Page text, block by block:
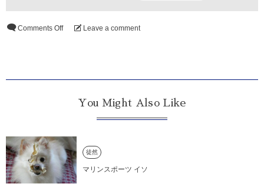
Comments Off Leave a comment
You Might Also Like
徒然
マリンスポーツ イソ